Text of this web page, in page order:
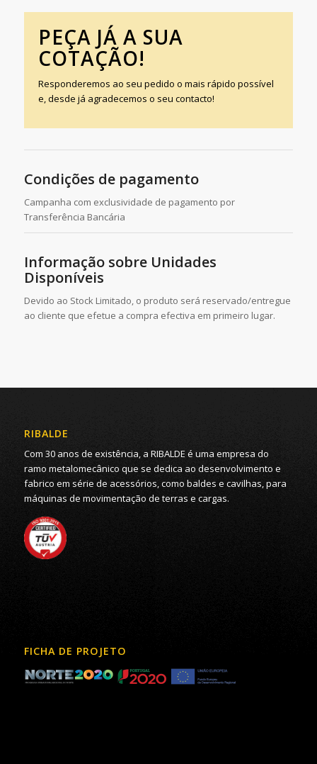
PEÇA JÁ A SUA
COTAÇÃO!
Responderemos ao seu pedido o mais rápido possível
e, desde já agradecemos o seu contacto!
Condições de pagamento
Campanha com exclusividade de pagamento por
Transferência Bancária
Informação sobre Unidades
Disponíveis
Devido ao Stock Limitado, o produto será reservado/entregue
ao cliente que efetue a compra efectiva em primeiro lugar.
RIBALDE
Com 30 anos de existência, a RIBALDE é uma empresa do
ramo metalomecânico que se dedica ao desenvolvimento e
fabrico em série de acessórios, como baldes e cavilhas, para
máquinas de movimentação de terras e cargas.
FICHA DE PROJETO